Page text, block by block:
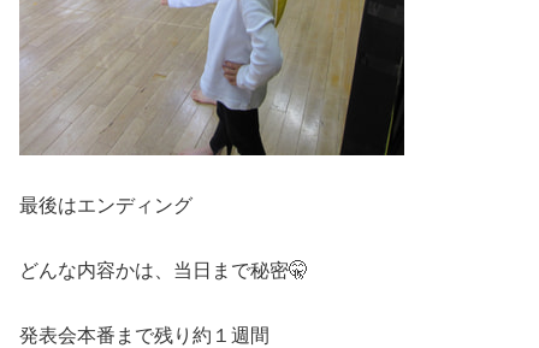
最後はエンディング
どんな内容かは、当日まで秘密🤫
発表会本番まで残り約１週間